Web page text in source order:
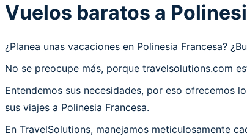
Vuelos baratos a
¿Planea unas vacaciones en Polinesia Francesa?
No se preocupe más, porque travelsolutions.com
Entendemos sus necesidades, por eso ofrecemos
sus viajes a Polinesia Francesa.
En TravelSolutions, manejamos meticulosamente